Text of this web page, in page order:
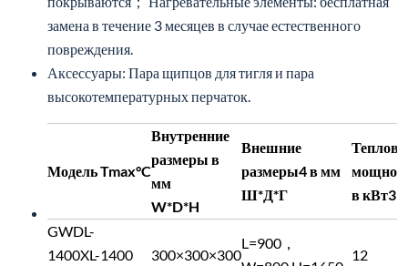
замена в течение 3 месяцев в случае естественного
повреждения.
Аксессуары: Пара щипцов для тигля и пара
высокотемпературных перчаток.
МодельTmax°C
Внутренние
размеры в
мм
W*D*H
Внешние
размеры4 в мм
Ш*Д*Г
в кВт3
GWDL-
1400XL-1400 300×300×300
L=900，
12